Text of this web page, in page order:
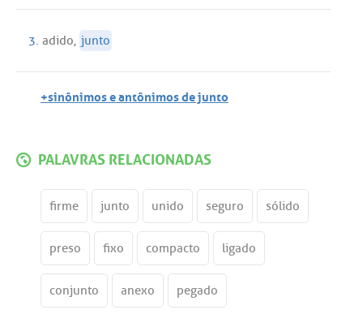
3. adido, junto
+sinônimos e antônimos de junto
PALAVRAS RELACIONADAS
firme junto unido seguro sólido
preso fixo compacto ligado
conjunto anexo pegado